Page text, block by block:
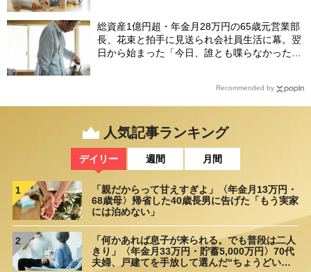
総資産1億円超・年金月28万円の65歳元営業部
長、花束と拍手に見送られ会社員生活に幕。翌
日から始まった「今日、誰とも喋らなかった」
Recommended by
人気記事ランキング
デイリー 週間 月間
1
「親だからって甘えすぎよ」〈年金月13万円・
68歳母〉帰省した40歳長男に告げた「もう実家
には泊めない」
2
「何かあれば息子が来られる。でも普段は二人
きり」〈年金月33万円・貯蓄5,000万円〉70代
夫婦、戸建てを手放して選んだ“ちょうどいい